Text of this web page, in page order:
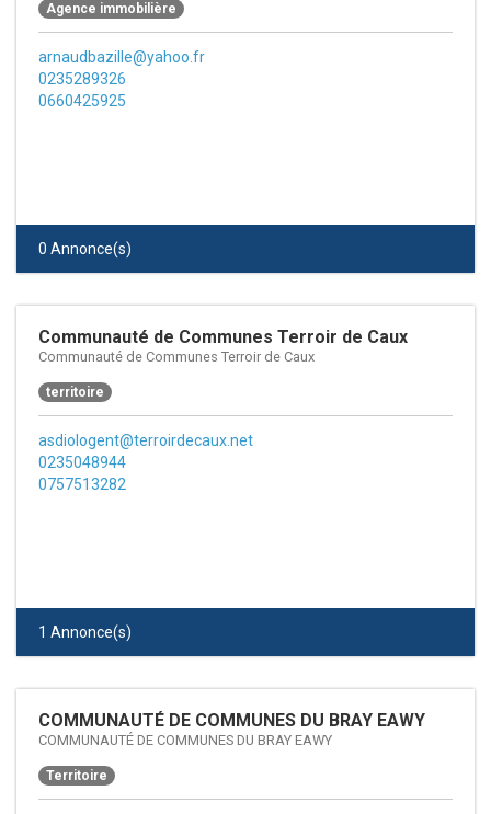
Agence immobilière
arnaudbazille@yahoo.fr
0235289326
0660425925
0 Annonce(s)
Communauté de Communes Terroir de Caux
Communauté de Communes Terroir de Caux
territoire
asdiologent@terroirdecaux.net
0235048944
0757513282
1 Annonce(s)
COMMUNAUTÉ DE COMMUNES DU BRAY EAWY
COMMUNAUTÉ DE COMMUNES DU BRAY EAWY
Territoire